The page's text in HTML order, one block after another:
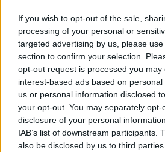
If you wish to opt-out of the sale,
processing of your personal or
targeted advertising by us, please
section to confirm your selection.
opt-out request is processed you may
interest-based ads based on
us or personal information disclosed
your opt-out. You may separately
disclosure of your personal
IAB’s list of downstream participants.
also be disclosed by us to third
Andre av to VM-mønstringer
Norgescupen i Molde åpnet
fristil med individuell start på
avslutter rennhelga med 10
også den med individuell
fungerer også som den andre
mønstringer til vinterens
arrangeres i Schilpario i Italia